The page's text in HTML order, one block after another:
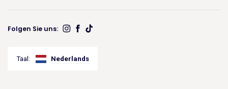
Folgen Sie uns:
Taal: Nederlands